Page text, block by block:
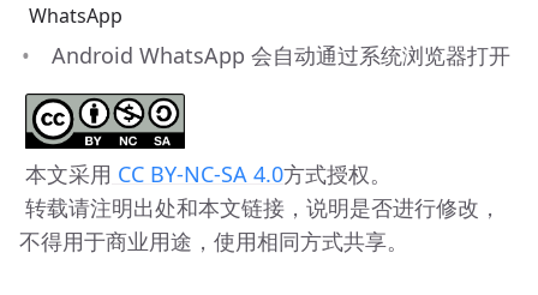
WhatsApp
Android WhatsApp 会自动通过系统浏览器打开
本文采用 CC BY-NC-SA 4.0方式授权。
不得用于商业用途，使用相同方式共享。